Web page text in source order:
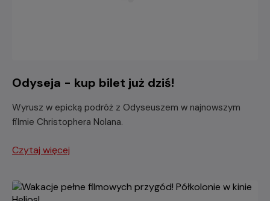
Odyseja - kup bilet już dziś!
Wyrusz w epicką podróż z Odyseuszem w najnowszym
filmie Christophera Nolana.
Czytaj więcej